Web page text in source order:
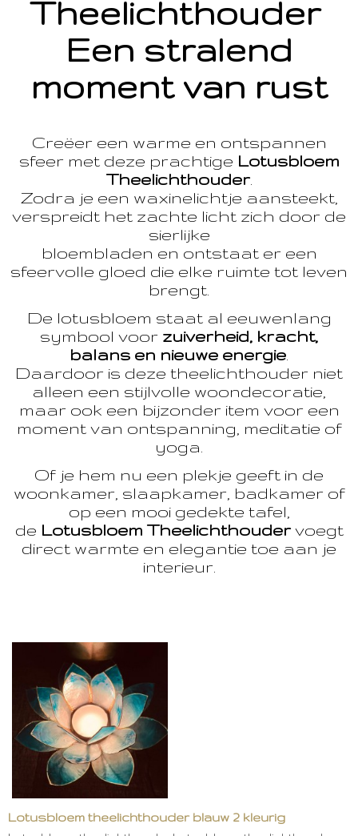
Theelichthouder
Een stralend
moment van rust
Creëer een warme en ontspannen
sfeer met deze prachtige Lotusbloem
Theelichthouder.
Zodra je een waxinelichtje aansteekt,
verspreidt het zachte licht zich door de
sierlijke
bloembladen en ontstaat er een
sfeervolle gloed die elke ruimte tot leven
brengt.
De lotusbloem staat al eeuwenlang
symbool voor zuiverheid, kracht,
balans en nieuwe energie
Daardoor is deze theelichthouder niet
alleen een stijlvolle woondecoratie,
maar ook een bijzonder item voor een
moment van ontspanning, meditatie of
yoga.
Of je hem nu een plekje geeft in de
woonkamer, slaapkamer, badkamer of
op een mooi gedekte tafel,
de Lotusbloem Theelichthoudervoegt
direct warmte en elegantie toe aan je
interieur.
Lotusbloem theelichthouder blauw 2 kleurig